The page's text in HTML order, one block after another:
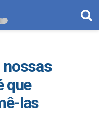
nossas
que
las